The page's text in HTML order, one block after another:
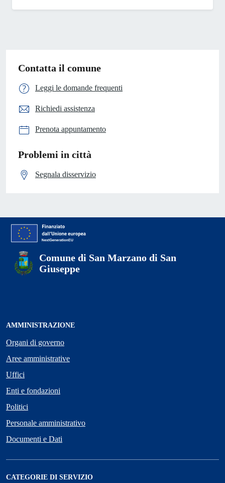
Contatta il comune
Leggi le domande frequenti
Richiedi assistenza
Prenota appuntamento
Problemi in città
Segnala disservizio
Comune di San Marzano di San
Giuseppe
AMMINISTRAZIONE
Organi di governo
Aree amministrative
Uffici
Enti e fondazioni
Politici
Personale amministrativo
Documenti e Dati
CATEGORIE DI SERVIZIO